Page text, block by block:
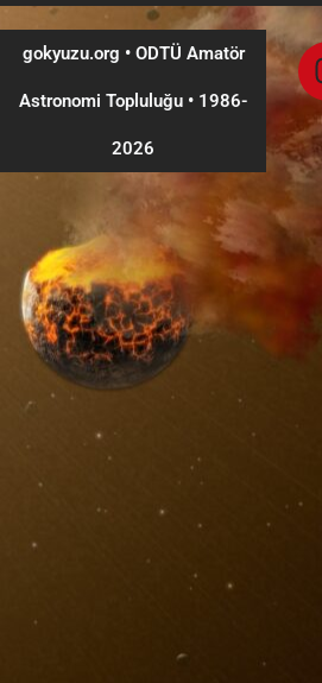
gokyuzu.org • ODTÜ Amatör
Astronomi Topluluğu •1986-
2026